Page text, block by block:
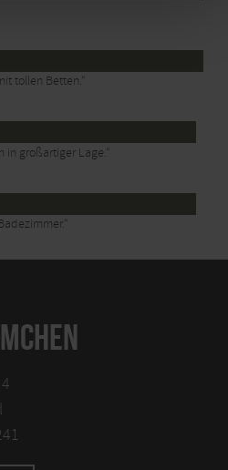
tollen Betten.“
in großartiger Lage.“